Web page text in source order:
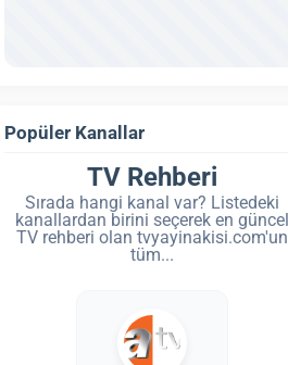
Popüler Kanallar
TV Rehberi
Sırada hangi kanal var? Listedeki
kanallardan birini seçerek en güncel
TV rehberi olan tvyayinakisi.com'un
tüm...